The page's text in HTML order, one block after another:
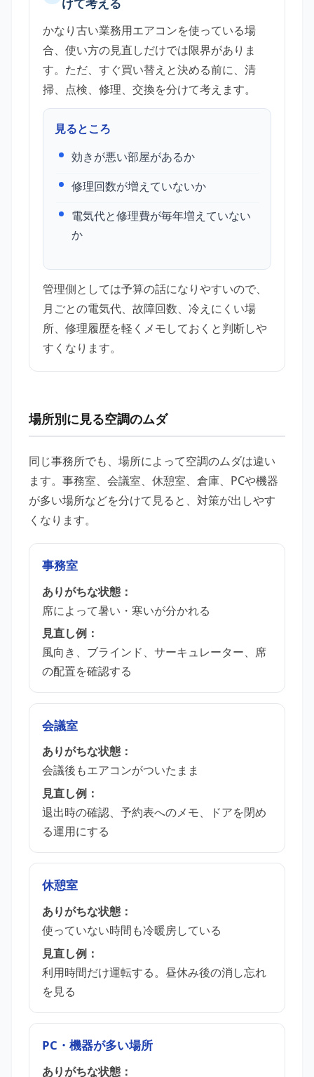
かなり古い業務用エアコンを使っている場
合、使い方の見直しだけでは限界がありま
す。ただ、すぐ買い替えと決める前に、清
掃、点検、修理、交換を分けて考えます。
見るところ
効きが悪い部屋があるか
修理回数が増えていないか
電気代と修理費が毎年増えていない
か
管理側としては予算の話になりやすいので、
月ごとの電気代、故障回数、冷えにくい場
所、修理履歴を軽くメモしておくと判断しや
すくなります。
場所別に見る空調のムダ
同じ事務所でも、場所によって空調のムダは違い
ます。事務室、会議室、休憩室、倉庫、PCや機器
が多い場所などを分けて見ると、対策が出しやす
くなります。
事務室
ありがちな状態：
席によって暑い・寒いが分かれる
見直し例：
風向き、ブラインド、サーキュレーター、席
の配置を確認する
会議室
ありがちな状態：
会議後もエアコンがついたまま
見直し例：
退出時の確認、予約表へのメモ、ドアを閉め
る運用にする
休憩室
ありがちな状態：
使っていない時間も冷暖房している
見直し例：
利用時間だけ運転する。昼休み後の消し忘れ
を見る
PC・機器が多い場所
ありがちな状態：